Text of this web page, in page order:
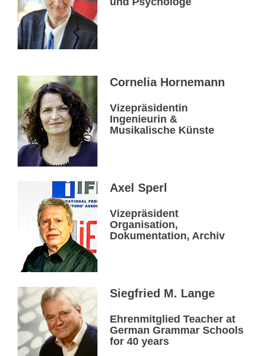
Cornelia Hornemann
Vizepräsidentin
Ingenieurin &
Musikalische Künste
Axel Sperl
Vizepräsident
Organisation,
Dokumentation, Archiv
Siegfried M. Lange
Ehrenmitglied Teacher at
German Grammar Schools
for 40 years